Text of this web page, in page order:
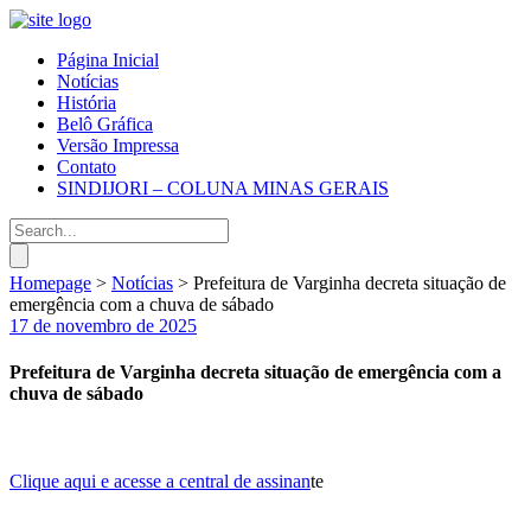
Página Inicial
Notícias
História
Belô Gráfica
Versão Impressa
Contato
SINDIJORI – COLUNA MINAS GERAIS
Homepage > Notícias > Prefeitura de Varginha decreta situação de
emergência com a chuva de sábado
17 de novembro de 2025
Prefeitura de Varginha decreta situação de emergência com a
chuva de sábado
Clique aqui e acesse a central de assinante